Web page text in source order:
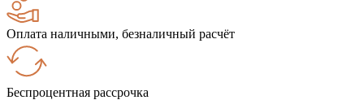
Оплата наличными, безналичный расчёт
Беспроцентная рассрочка